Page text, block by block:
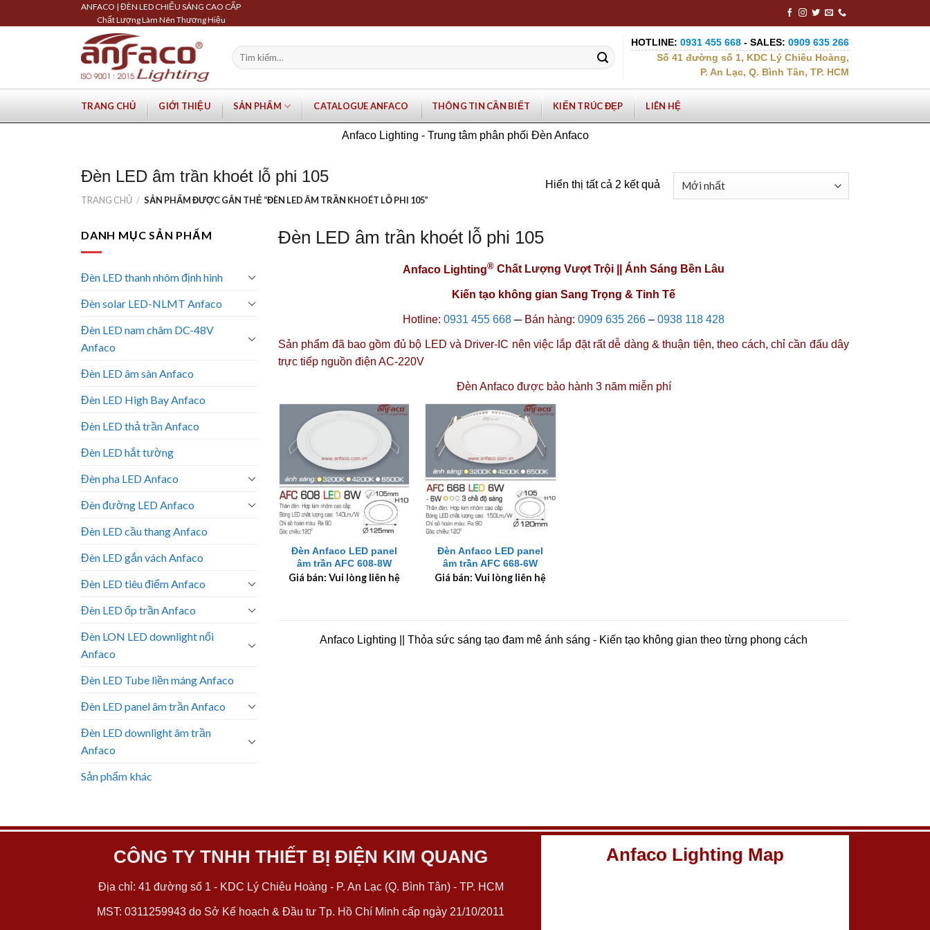
to
ANFACO | ĐÈN LED CHIẾU SÁNG CAO CẤP
Chất Lượng Làm Nên Thương Hiệu
Tìm
kiếm:
HOTLINE: 0931 455 668 - SALES: 0909 635 266
Số 41 đường số 1, KDC Lý Chiêu Hoàng,
P. An Lạc, Q. Bình Tân, TP. HCM
TRANG CHỦ GIỚI THIỆU SẢN PHẨM CATALOGUE ANFACO THÔNG TIN CẦN BIẾT KIẾN TRÚC ĐẸP LIÊN HỆ
Anfaco Lighting - Trung tâm phân phối Đèn Anfaco
Đèn LED âm trần khoét lỗ phi 105
TRANG CHỦ / SẢN PHẨM ĐƯỢC GẮN THẺ “ĐÈN LED ÂM TRẦN KHOÉT LỖ PHI 105”
Hiển thị tất cả 2 kết quả
DANH MỤC SẢN PHẨM
Đèn LED thanh nhôm định hình
Đèn solar LED-NLMT Anfaco
Đèn LED nam châm DC-48V
Anfaco
Đèn LED âm sàn Anfaco
Đèn LED High Bay Anfaco
Đèn LED thả trần Anfaco
Đèn LED hắt tường
Đèn pha LED Anfaco
Đèn đường LED Anfaco
Đèn LED cầu thang Anfaco
Đèn LED gắn vách Anfaco
Đèn LED tiêu điểm Anfaco
Đèn LED ốp trần Anfaco
Đèn LON LED downlight nổi
Anfaco
Đèn LED Tube liền máng Anfaco
Đèn LED panel âm trần Anfaco
Đèn LED downlight âm trần
Anfaco
Sản phẩm khác
Đèn LED âm trần khoét lỗ phi 105
Anfaco Lighting® Chất Lượng Vượt Trội || Ánh Sáng Bền Lâu
Kiến tạo không gian Sang Trọng & Tinh Tế
Hotline: 0931 455 668 ─Bán hàng: 0909 635 266 – 0938 118 428
Sản phẩm đã bao gồm đủ bộ LED và Driver-IC nên việc lắp đặt rất dễ dàng & thuận tiện, theo cách, chỉ cần đấu dây
trực tiếp nguồn điện AC-220V
Đèn Anfaco được bảo hành 3 năm miễn phí
+
Đèn Anfaco LED panel
âm trần AFC 608-8W
Giá bán: Vui lòng liên hệ
+
Đèn Anfaco LED panel
âm trần AFC 668-6W
Giá bán: Vui lòng liên hệ
Anfaco Lighting || Thỏa sức sáng tạo đam mê ánh sáng - Kiến tạo không gian theo từng phong cách
CÔNG TY TNHH THIẾT BỊ ĐIỆN KIM QUANG
Địa chỉ: 41 đường số 1 - KDC Lý Chiêu Hoàng - P. An Lạc (Q. Bình Tân) - TP. HCM
MST: 0311259943 do Sở Kế hoạch & Đầu tư Tp. Hồ Chí Minh cấp ngày 21/10/2011
Anfaco Lighting Map